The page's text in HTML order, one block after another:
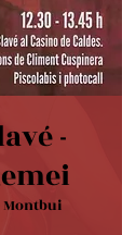
-
Montbui